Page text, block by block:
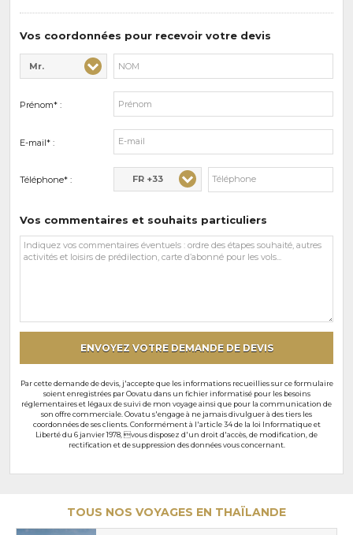
de
Vos coordonnées pour recevoir votre devis
Civilité* :
Mr.
Nom* :
Prénom* :
E-mail* :
Téléphone* : FR +33
Vos commentaires et souhaits particuliers
Vos
commentaires
ENVOYEZ VOTRE DEMANDE DE DEVIS
Par cette demande de devis, j'accepte que les informations recueillies sur ce formulaire
soient enregistrées par Oovatu dans un fichier informatisé pour les besoins
réglementaires et légaux de suivi de mon voyage ainsi que pour la communication de
son offre commerciale. Oovatu s'engage à ne jamais divulguer à des tiers les
coordonnées de ses clients. Conformément à l'article 34 de la loi Informatique et
Liberté du 6 janvier 1978, vous disposez d'un droit d'accès, de modification, de
rectification et de suppression des données vous concernant.
TOUS NOS VOYAGES EN THAÏLANDE